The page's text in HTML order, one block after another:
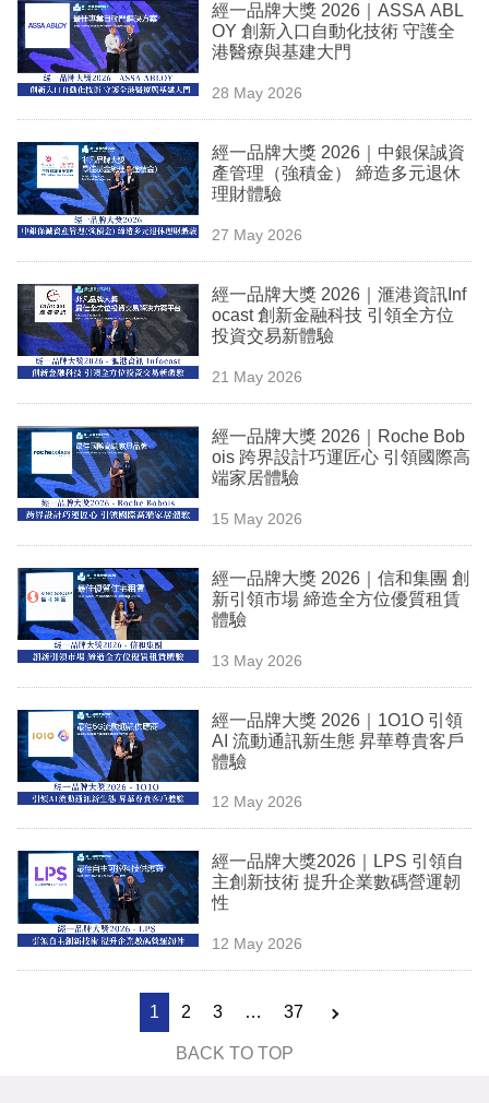
職
場
生
時
事
欄
訂
閱
區
經一品牌大獎 2026｜ASSA ABL
OY 創新入口自動化技術 守護全
港醫療與基建大門
28 May 2026
經一品牌大獎 2026｜中銀保誠資
產管理（強積金） 締造多元退休
理財體驗
27 May 2026
經一品牌大獎 2026｜滙港資訊Inf
ocast 創新金融科技 引領全方位
投資交易新體驗
21 May 2026
經一品牌大獎 2026｜Roche Bob
ois 跨界設計巧運匠心 引領國際高
端家居體驗
15 May 2026
經一品牌大獎 2026｜信和集團 創
新引領市場 締造全方位優質租賃
體驗
13 May 2026
經一品牌大獎 2026｜1O1O 引領
AI 流動通訊新生態 昇華尊貴客戶
體驗
12 May 2026
經一品牌大獎2026｜LPS 引領自
主創新技術 提升企業數碼營運韌
性
12 May 2026
1 2 3 … 37
BACK TO TOP